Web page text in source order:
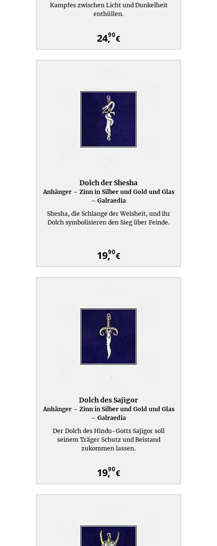
Kampfes zwischen Licht und Dunkelheit
enthüllen.
24,90€
Dolch der Shesha
Anhänger – Zinn in Silber und Gold und Glas
– Galraedia
Shesha, die Schlange der Weisheit, und ihr
Dolch symbolisieren den Sieg über Feinde.
19,90€
Dolch des Sajigor
Anhänger – Zinn in Silber und Gold und Glas
– Galraedia
Der Dolch des Hindu-Gotts Sajigor soll
seinem Träger Schutz und Beistand
zukommen lassen.
19,90€